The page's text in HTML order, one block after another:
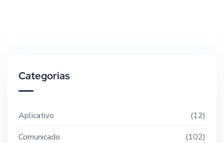
Categorias
Aplicativo
12
Comunicado
102